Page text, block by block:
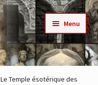
Menu
Le Temple ésotérique des